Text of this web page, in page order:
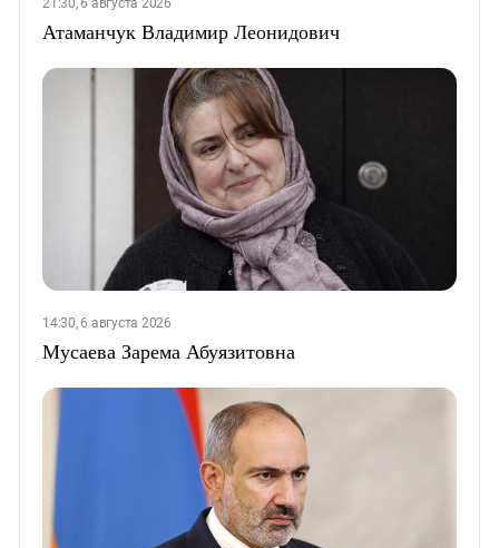
Атаманчук Владимир Леонидович
14:30, 6 августа 2026
Мусаева Зарема Абуязитовна